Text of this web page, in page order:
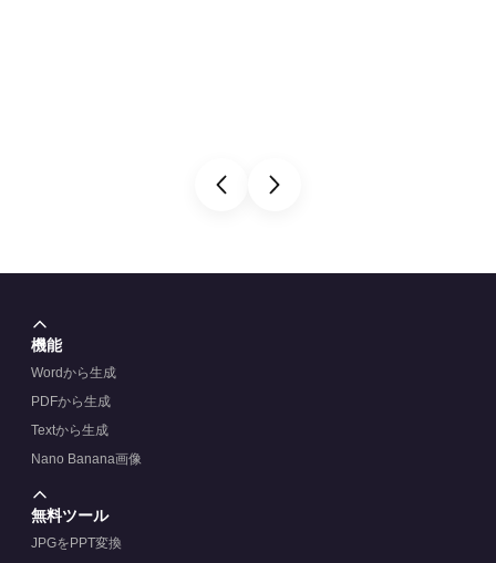
機能
Wordから生成
PDFから生成
Textから生成
Nano Banana画像
無料ツール
JPGをPPT変換